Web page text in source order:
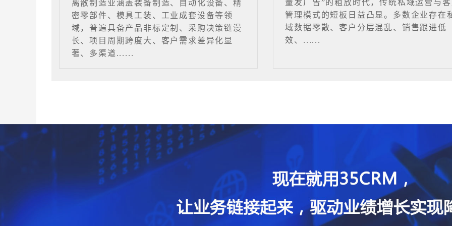
离散制造业涵盖装备制造、自动化设备、精
密零部件、模具工装、工业成套设备等领
域，普遍具备产品非标定制、采购决策链漫
长、项目周期跨度大、客户需求差异化显
著、多渠道......
量发广告”的粗放时代，传统私域运营与
管理模式的短板日益凸显。多数企业存在
域数据零散、客户分层混乱、销售跟进低
效、......